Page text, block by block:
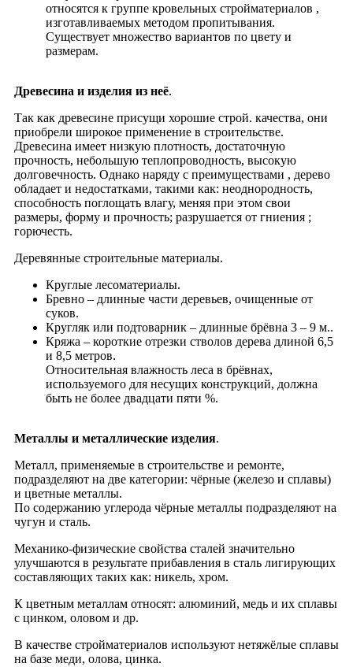
относятся к группе кровельных стройматериалов ,
изготавливаемых методом пропитывания.
Существует множество вариантов по цвету и
размерам.
Древесина и изделия из неё.
Так как древесине присущи хорошие строй. качества, они
приобрели широкое применение в строительстве.
Древесина имеет низкую плотность, достаточную
прочность, небольшую теплопроводность, высокую
долговечность. Однако наряду с преимуществами , дерево
обладает и недостатками, такими как: неоднородность,
способность поглощать влагу, меняя при этом свои
размеры, форму и прочность; разрушается от гниения ;
горючесть.
Деревянные строительные материалы.
Круглые лесоматериалы.
Бревно – длинные части деревьев, очищенные от
суков.
Кругляк или подтоварник – длинные брёвна 3 – 9 м..
Кряжа – короткие отрезки cтволов дерева длиной 6,5
и 8,5 метров.
Относительная влажность леса в брёвнах,
используемого для несущих конструкций, должна
быть не более двадцати пяти %.
Металлы и металлические изделия.
Металл, применяемые в строительстве и ремонте,
подразделяют на две категории: чёрные (железо и сплавы)
и цветные металлы.
По содержанию углерода чёрные металлы подразделяют на
чугун и сталь.
Механико-физические свойства сталей значительно
улучшаются в результате прибавления в сталь лигирующих
составляющих таких как: никель, хром.
К цветным металлам относят: алюминий, медь и их сплавы
с цинком, оловом и др.
В качестве стройматериалов используют нетяжёлые сплавы
на базе меди, олова, цинка.